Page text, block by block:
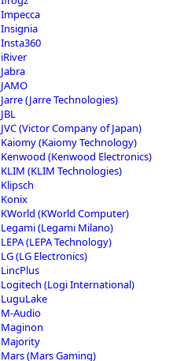
Impecca
Insignia
Insta360
iRiver
Jabra
JAMO
Jarre (Jarre Technologies)
JBL
JVC (Victor Company of Japan)
Kaiomy (Kaiomy Technology)
Kenwood (Kenwood Electronics)
KLIM (KLIM Technologies)
Klipsch
Konix
KWorld (KWorld Computer)
Legami (Legami Milano)
LEPA (LEPA Technology)
LG (LG Electronics)
LincPlus
Logitech (Logi International)
LuguLake
M-Audio
Maginon
Majority
Mars (Mars Gaming)